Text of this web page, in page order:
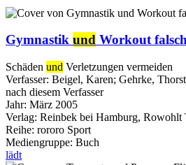
Gymnastik und Workout
Schäden und Verletzungen vermeiden
Verfasser: Beigel, Karen; Gehrke,
nach diesem Verfasser
Jahr: März 2005
Verlag: Reinbek bei Hamburg, Rowohlt
Reihe: rororo Sport
Mediengruppe: Buch
lädt